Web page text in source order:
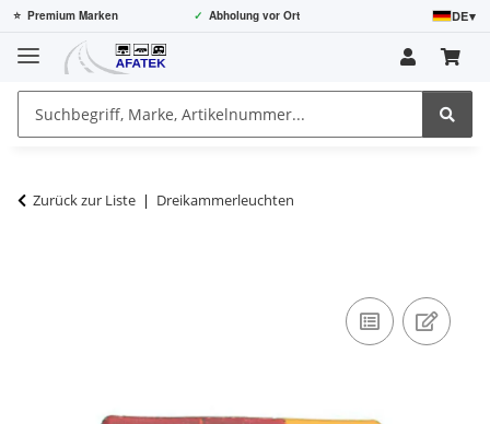
⭐ Premium Marken ✓ Abholung vor Ort DE▾
Zurück zur Liste Dreikammerleuchten